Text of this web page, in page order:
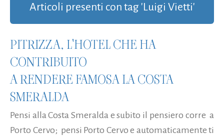
Articoli presenti con tag 'Luigi Vietti'
PITRIZZA, L'HOTEL CHE HA
CONTRIBUITO
A RENDERE FAMOSA LA COSTA
SMERALDA
Pensi alla Costa Smeralda e subito il pensiero corre a
Porto Cervo; pensi Porto Cervo e automaticamente ti